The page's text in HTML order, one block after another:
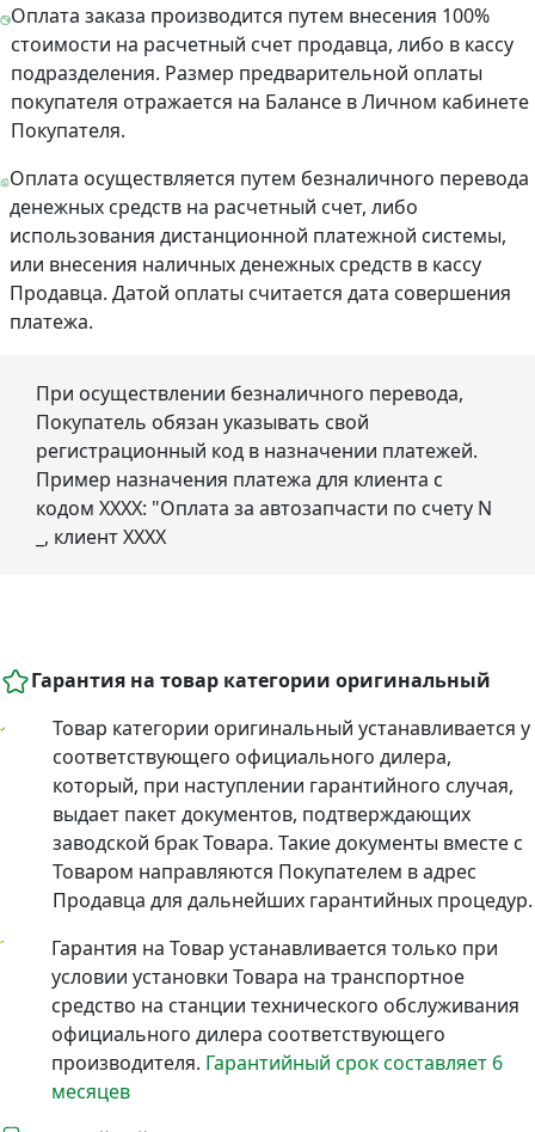
Оплата заказа производится путем внесения 100%
стоимости на расчетный счет продавца, либо в кассу
подразделения. Размер предварительной оплаты
покупателя отражается на Балансе в Личном кабинете
Покупателя.
Оплата осуществляется путем безналичного перевода
денежных средств на расчетный счет, либо
использования дистанционной платежной системы,
или внесения наличных денежных средств в кассу
Продавца. Датой оплаты считается дата совершения
платежа.
При осуществлении безналичного перевода,
Покупатель обязан указывать свой
регистрационный код в назначении платежей.
Пример назначения платежа для клиента с
кодом ХХХХ: "Оплата за автозапчасти по счету N
_, клиент ХХХХ
Гарантия на товар категории оригинальный
Товар категории оригинальный устанавливается у
соответствующего официального дилера,
который, при наступлении гарантийного случая,
выдает пакет документов, подтверждающих
заводской брак Товара. Такие документы вместе с
Товаром направляются Покупателем в адрес
Продавца для дальнейших гарантийных процедур.
Гарантия на Товар устанавливается только при
условии установки Товара на транспортное
средство на станции технического обслуживания
официального дилера соответствующего
производителя. Гарантийный срок составляет 6
месяцев